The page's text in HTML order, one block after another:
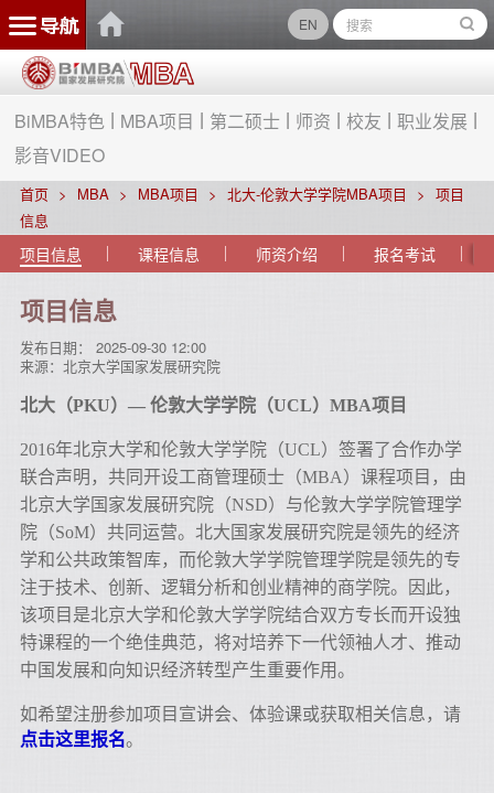
EN
BiMBA特色 MBA项目 第二硕士 师资 校友
职业发展
影音VIDEO
首页 MBA MBA项目 北大-伦敦大学学院MBA项目
项目
信息
项目信息
发布日期：
2025-09-30 12:00
来源： 北京大学国家发展研究院
北大（PKU）— 伦敦大学学院（UCL）MBA项目
2016年北京大学和伦敦大学学院（UCL）签署了合作办学
联合声明，共同开设工商管理硕士（MBA）课程项目，由
北京大学国家发展研究院（NSD）与伦敦大学学院管理学
院（SoM）共同运营。北大国家发展研究院是领先的经济
学和公共政策智库，而伦敦大学学院管理学院是领先的专
注于技术、创新、逻辑分析和创业精神的商学院。因此，
该项目是北京大学和伦敦大学学院结合双方专长而开设独
特课程的一个绝佳典范，将对培养下一代领袖人才、推动
中国发展和向知识经济转型产生重要作用。
如希望注册参加项目宣讲会、体验课或获取相关信息 ，请
点击这里报名。
项目信息 课程信息 师资介绍 报名考试